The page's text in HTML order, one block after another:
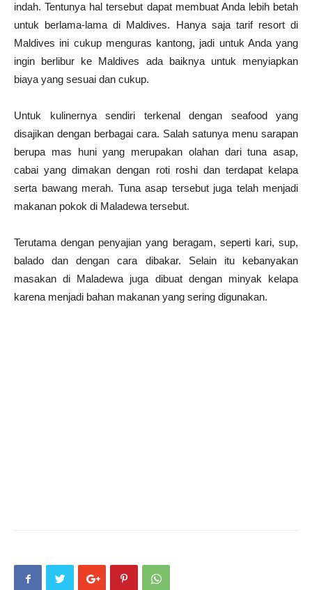
indah. Tentunya hal tersebut dapat membuat Anda lebih betah
untuk berlama-lama di Maldives. Hanya saja tarif resort di
Maldives ini cukup menguras kantong, jadi untuk Anda yang
ingin berlibur ke Maldives ada baiknya untuk menyiapkan
biaya yang sesuai dan cukup.
Untuk kulinernya sendiri terkenal dengan seafood yang
disajikan dengan berbagai cara. Salah satunya menu sarapan
berupa mas huni yang merupakan olahan dari tuna asap,
cabai yang dimakan dengan roti roshi dan terdapat kelapa
serta bawang merah. Tuna asap tersebut juga telah menjadi
makanan pokok di Maladewa tersebut.
Terutama dengan penyajian yang beragam, seperti kari, sup,
balado dan dengan cara dibakar. Selain itu kebanyakan
masakan di Maladewa juga dibuat dengan minyak kelapa
karena menjadi bahan makanan yang sering digunakan.